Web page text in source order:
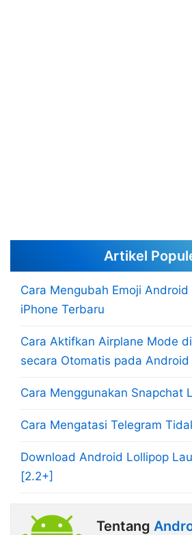
Artikel
Cara Mengubah Emoji Android
iPhone Terbaru
Cara Aktifkan Airplane Mode
secara Otomatis pada Android
Cara Menggunakan Snapchat
Cara Mengatasi Telegram
Download Android Lollipop
[2.2+]
Tentang